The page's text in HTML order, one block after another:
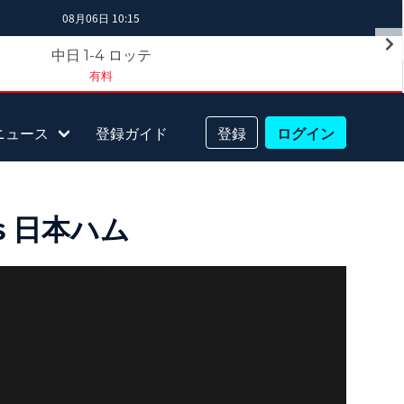
08月06日 10:15
中日 1-4 ロッテ
有料
ュース 登録ガイド 登録 ログイン
日本ハム